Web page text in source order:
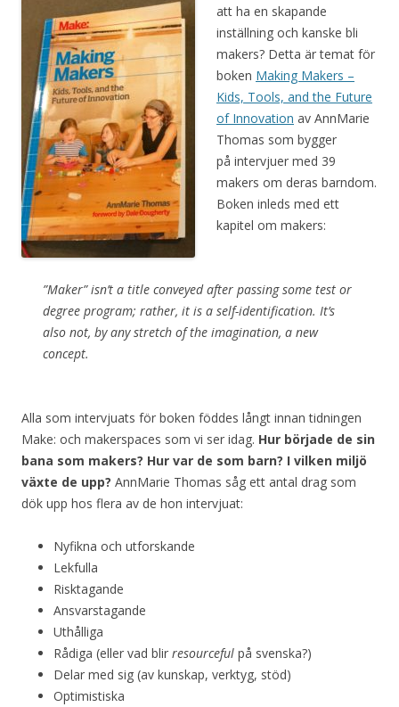
att ha en skapande
inställning och kanske bli
makers? Detta är temat för
boken Making Makers –
Kids, Tools, and the Future
of Innovation av AnnMarie
Thomas som bygger
på intervjuer med 39
makers om deras barndom.
Boken inleds med ett
kapitel om makers:
”Maker” isn’t a title conveyed after passing some test or
degree program; rather, it is a self-identification. It’s
also not, by any stretch of the imagination, a new
concept.
Alla som intervjuats för boken föddes långt innan tidningen
Make: och makerspaces som vi ser idag. Hur började de sin
bana som makers? Hur var de som barn? I vilken miljö
växte de upp? AnnMarie Thomas såg ett antal drag som
dök upp hos flera av de hon intervjuat:
Nyfikna och utforskande
Lekfulla
Risktagande
Ansvarstagande
Uthålliga
Rådiga (eller vad blir resourceful på svenska?)
Delar med sig (av kunskap, verktyg, stöd)
Optimistiska